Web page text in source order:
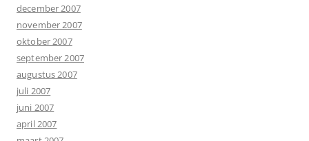
december 2007
november 2007
oktober 2007
september 2007
augustus 2007
juli 2007
juni 2007
april 2007